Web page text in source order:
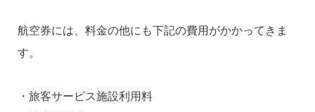
航空券には、料金の他にも下記の費用がかかってきま
す。
・旅客サービス施設利用料